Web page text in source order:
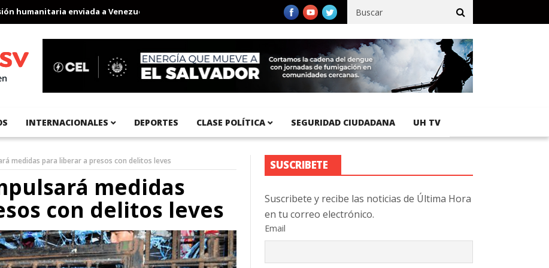
enviada a Venezuela Aeropuerto Internacional del Pacífico registra 92 % de avance en obras de terracería
INTERNACIONALES DEPORTES CLASE POLÍTICA SEGURIDAD CIUDADANA UH TV
medidas para liberar a presos con delitos leves
medidas
con delitos leves
SUSCRIBETE
Suscribete y recibe las noticias de Última Hora
en tu correo electrónico.
Email